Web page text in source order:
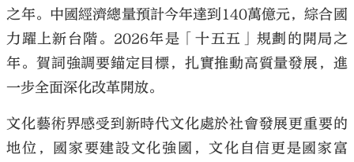
之年。中國經濟總量預計今年達到140萬億元，綜合國
力躍上新台階。2026年是「十五五」規劃的開局之
年。賀詞強調要錨定目標，扎實推動高質量發展，進
一步全面深化改革開放。
文化藝術界感受到新時代文化處於社會發展更重要的
地位，國家要建設文化強國，文化自信更是國家富